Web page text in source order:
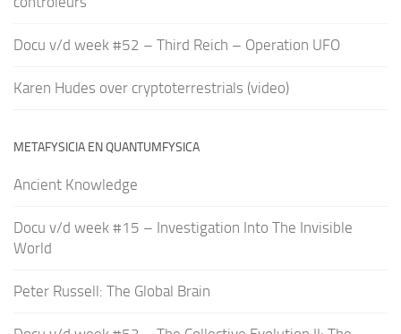
Docu v/d week #52 – Third Reich – Operation UFO
Karen Hudes over cryptoterrestrials (video)
METAFYSICIA EN QUANTUMFYSICA
Ancient Knowledge
Docu v/d week #15 – Investigation Into The Invisible
World
Peter Russell: The Global Brain